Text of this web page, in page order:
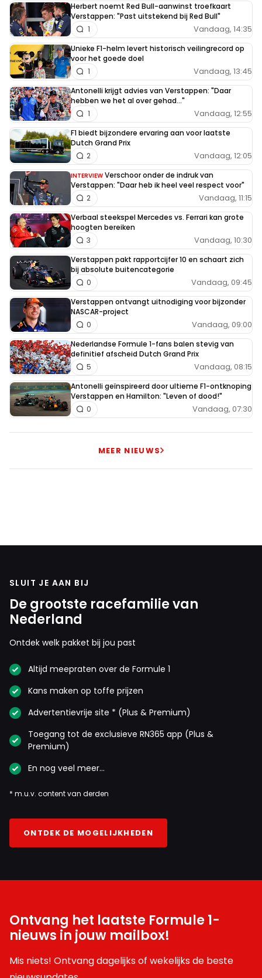
Herbert noemt Red Bull-aanwinst troefkaart
Verstappen: "Past uitstekend bij Red Bull"
Vandaag, 14:35
1
Unieke F1-helm levert historisch veilingrecord op
voor het goede doel
Vandaag, 13:45
1
Antonelli krijgt advies van Verstappen: "Daar
hebben we het al over gehad..."
Vandaag, 12:55
1
F1 biedt bijzondere ervaring aan voor laatste
Dutch Grand Prix
Vandaag, 12:05
2
INTERVIEW Verschoor onder de indruk van
Verstappen: "Daar heb ik heel veel respect voor"
Vandaag, 11:15
2
Verbaal steekspel Mercedes vs. Ferrari kan grote
hoogten bereiken
Vandaag, 10:30
3
Verstappen pakt rapportcijfer 10 en schaart zich
bij absolute buitencategorie
Vandaag, 09:45
0
Verstappen ontvangt uitnodiging voor bijzonder
NASCAR-project
Vandaag, 09:00
0
Nederlandse Formule 1-fans balen stevig van
definitief afscheid Dutch Grand Prix
Vandaag, 08:15
5
Antonelli geïnspireerd door ultieme F1-ontknoping
Verstappen en Hamilton: "Leven of dood!"
Vandaag, 07:30
0
MEER NIEUWS
SLUIT JE AAN BIJ
De grootste racefamilie van
Nederland
Ontdek welk pakket bij jou past
Altijd meepraten over de Formule 1
Kans maken op toffe prijzen
Advertentievrije site * (Plus & Premium)
Toegang tot de exclusieve RN365 app (Plus &
Premium)
En nog veel meer…
* m.u.v. content van derden
ONTDEK DE MOGELIJKHEDEN
Ontvang het laatste Formule 1-
nieuws in jouw mailbox!
Mis niets! Ontvang dagelijks of wekelijks de beste